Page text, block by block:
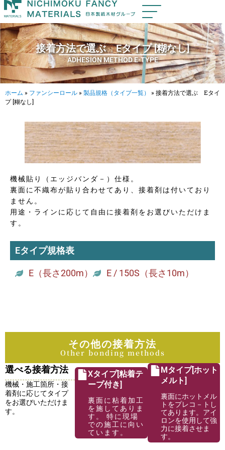
接着方法で選ぶ Eタイプ [糊なし]
ADHESION METHOD E-TYPE
ホーム » ファンシーロール» 製品規格（タイプ一覧） » 接着方法で選ぶ Eタイ
プ [糊なし]
機械貼り（エッジバンダ－）仕様。
裏面に不織布が貼り合わせてあり、接着剤は付いており
ません。
用途・ラインに応じて自由に接着剤をお選びいただけま
す。
Eタイプ規格表
E（長さ200m） E / 150S（長さ10m）
その他の接着方法
Other bonding methods
選べる接着方法
機械・施工箇所・接
着剤に応じてタイプ
をお選びいただけま
す。
Xタイプ[粘着テ
ープ付き]
裏面に粘着加工
を施してありま
す。 特に現場
での施工に向い
ています。
Mタイプ[ホット
メルト]
裏面にホットメル
トをプレコ－トし
てあります。アイ
ロンを使用して強
力に接着させま
す。